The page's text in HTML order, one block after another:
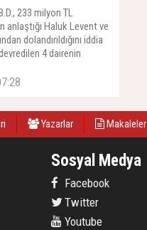
233 milyon TL
anlaştığı Haluk Levent ve
dolandırıldığını iddia
4 dairenin
Yazarlar Makaleler
Sosyal Medya
Facebook
Twitter
Youtube